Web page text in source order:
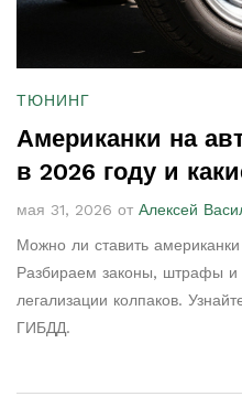
ТЮНИНГ
Американки на
в 2026 году и
мая 31, 2026 от Алексей
Можно ли ставить
Разбираем законы, штрафы и
легализации колпаков.
ГИБДД.